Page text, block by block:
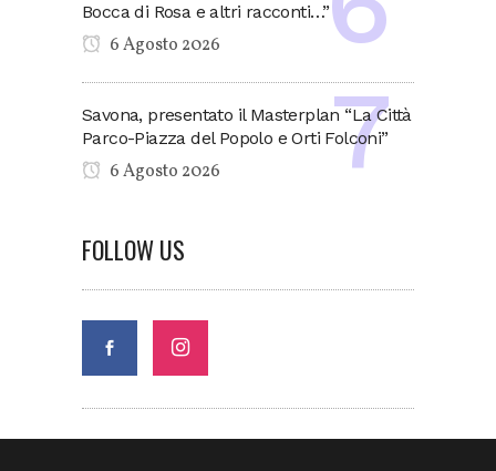
Bocca di Rosa e altri racconti…”
6 Agosto 2026
Savona, presentato il Masterplan “La Città
Parco-Piazza del Popolo e Orti Folconi”
6 Agosto 2026
FOLLOW US